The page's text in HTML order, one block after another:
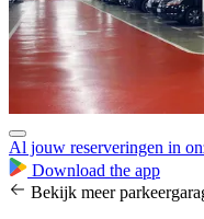
Al jouw reserveringen in
Download the app
Bekijk meer